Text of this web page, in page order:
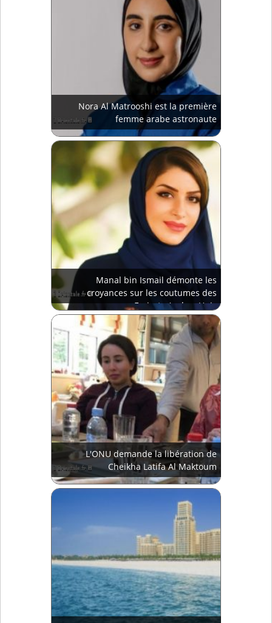
Nora Al Matrooshi est la première
femme arabe astronaute
Manal bin Ismail démonte les
croyances sur les coutumes des
Emirats Arabes Unis
L'ONU demande la libération de
Cheikha Latifa Al Maktoum